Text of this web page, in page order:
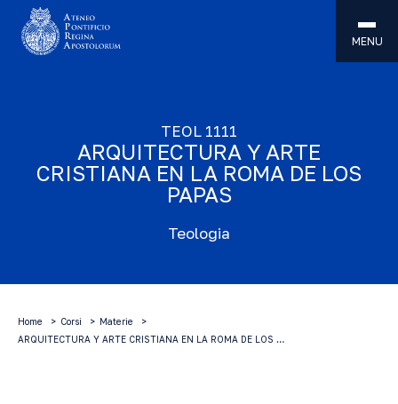
MENU
TEOL 1111
ARQUITECTURA Y ARTE
CRISTIANA EN LA ROMA DE LOS
PAPAS
Teologia
Home Corsi
Materie
ARQUITECTURA Y ARTE CRISTIANA EN LA ROMA DE LOS …